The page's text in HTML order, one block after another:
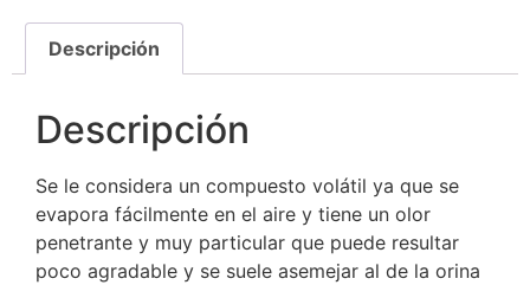
Descripción
Descripción
Se le considera un compuesto volátil ya que se
evapora fácilmente en el aire y tiene un olor
penetrante y muy particular que puede resultar
poco agradable y se suele asemejar al de la orina